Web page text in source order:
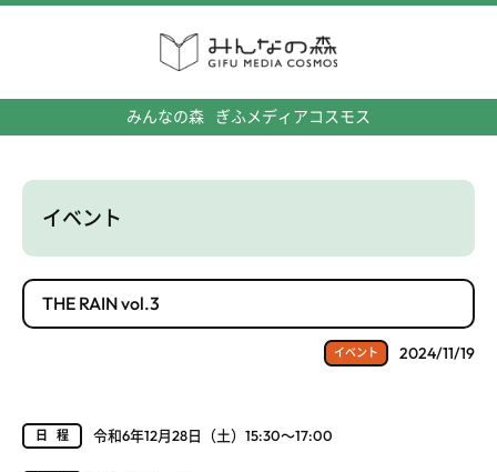
みんなの森 ぎふメディアコスモス
イベント
THE RAIN vol.3
イベント 2024/11/19
日程 令和6年12月28日（土）15:30～17:00